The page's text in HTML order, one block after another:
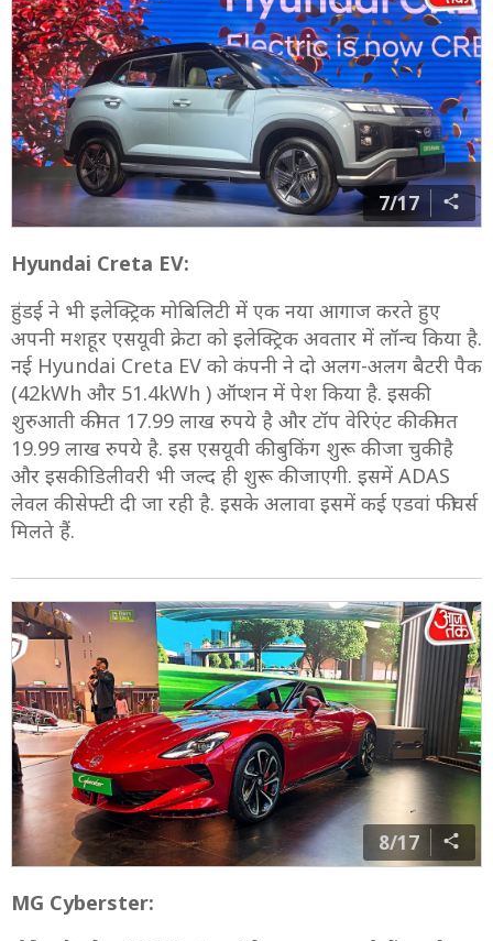
7/17
Hyundai Creta EV:
हुंडई ने भी इलेक्ट्रिक मोबिलिटी में एक नया आगाज करते हुए
अपनी मशहूर एसयूवी क्रेटा को इलेक्ट्रिक अवतार में लॉन्च किया है.
नई Hyundai Creta EV को कंपनी ने दो अलग-अलग बैटरी पैक
(42kWh और 51.4kWh ) ऑप्शन में पेश किया है. इसकी
शुरुआती कीमत 17.99 लाख रुपये है और टॉप वेरिएंट की कीमत
19.99 लाख रुपये है. इस एसयूवी की बुकिंग शुरू की जा चुकी है
और इसकी डिलीवरी भी जल्द ही शुरू की जाएगी. इसमें ADAS
लेवल की सेफ्टी दी जा रही है. इसके अलावा इसमें कई एडवां फीचर्स
मिलते हैं.
8/17
MG Cyberster: